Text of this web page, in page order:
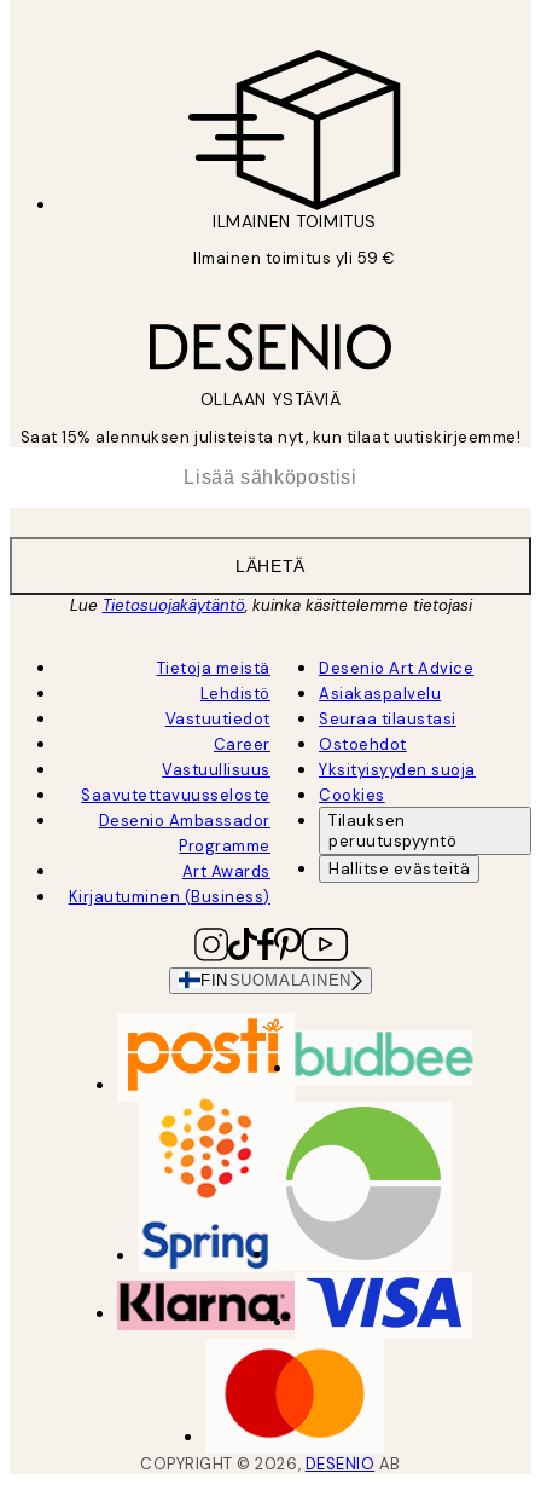
ILMAINEN TOIMITUS
Ilmainen toimitus yli 59 €
OLLAAN YSTÄVIÄ
Saat 15% alennuksen julisteista nyt, kun tilaat uutiskirjeemme!
LÄHETÄ
Lue Tietosuojakäytäntö, kuinka käsittelemme tietojasi
Tietoja meistä
Lehdistö
Vastuutiedot
Career
Vastuullisuus
Saavutettavuusseloste
Desenio Ambassador
Programme
Art Awards
Kirjautuminen (Business)
Desenio Art Advice
Asiakaspalvelu
Seuraa tilaustasi
Ostoehdot
Yksityisyyden suoja
Cookies
Tilauksen
peruutuspyyntö
Hallitse evästeitä
FIN SUOMALAINEN
COPYRIGHT ©2026, DESENIO AB